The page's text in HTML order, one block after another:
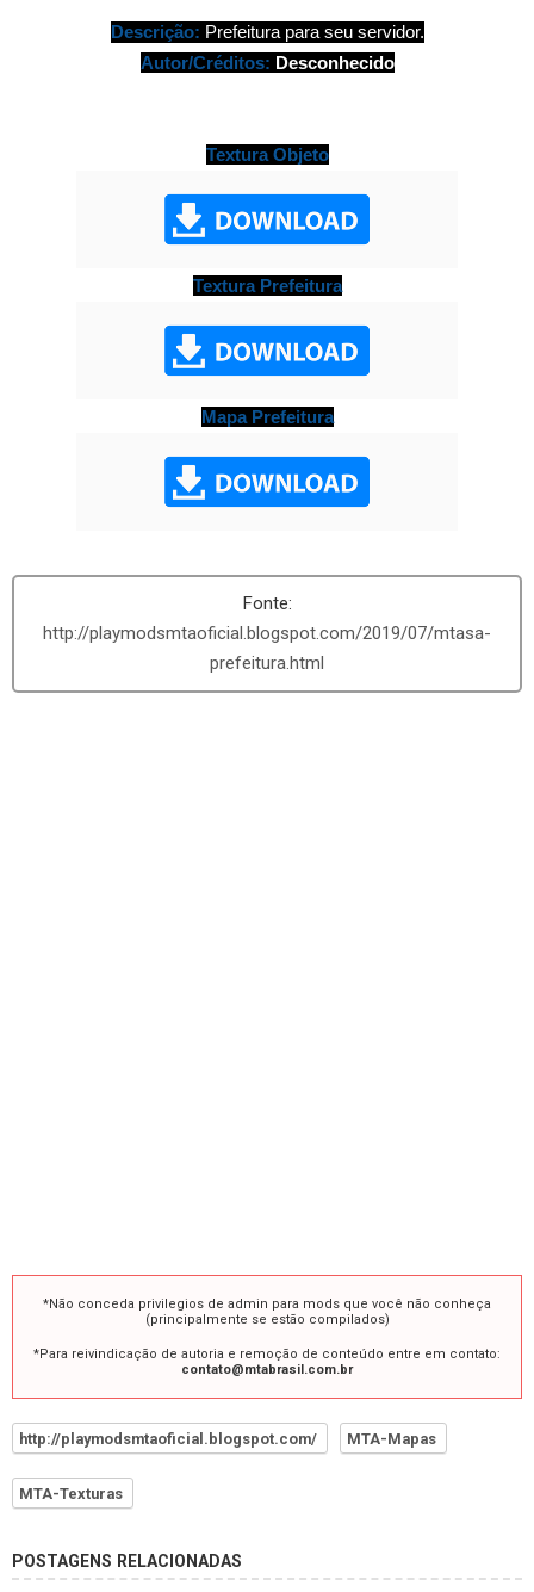
Descrição: Prefeitura para seu servidor.
Autor/Créditos: Desconhecido
Textura Objeto
Textura Prefeitura
Mapa Prefeitura
http://playmodsmtaoficial.blogspot.com/2019/07/mtasa-
prefeitura.html
*Não conceda privilegios de admin para mods que você não conheça
(principalmente se estão compilados)
*Para reivindicação de autoria e remoção de conteúdo entre em contato:
contato@mtabrasil.com.br
http://playmodsmtaoficial.blogspot.com/ MTA-Mapas
MTA-Texturas
POSTAGENS RELACIONADAS